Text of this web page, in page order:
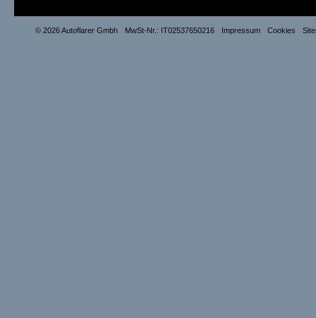
© 2026 Autoflarer Gmbh MwSt-Nr.: IT02537650216 Impressum Cookies